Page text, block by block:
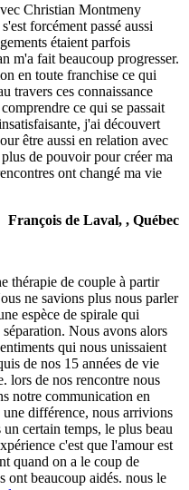
Christian Montmeny
forcément passé aussi
étaient parfois
m'a fait beaucoup progresser.
en toute franchise ce qui
travers ces connaissance
ce qui se passait
j'ai découvert
être aussi en relation avec
de pouvoir pour créer ma
ont changé ma vie
François de Laval, , Québec
thérapie de couple à partir
ne savions plus nous parler
espèce de spirale qui
Nous avons alors
qui nous unissaient
de nos 15 années de vie
lors de nos rencontre nous
notre communication en
différence, nous arrivions
certain temps, le plus beau
c'est que l'amour est
quand on a le coup de
ont beaucoup aidés. nous le